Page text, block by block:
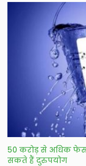
50 करोड़ से अधिक
सकते हैं दुरुपयोग